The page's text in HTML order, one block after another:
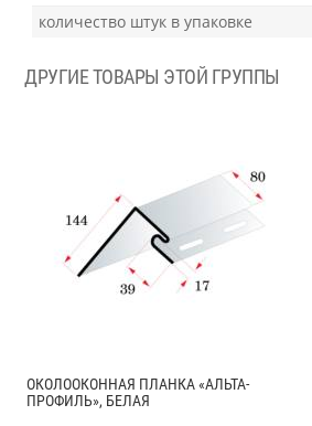
количество штук в упаковке
ДРУГИЕ ТОВАРЫ ЭТОЙ ГРУППЫ
ОКОЛООКОННАЯ ПЛАНКА «АЛЬТА-
ПРОФИЛЬ», БЕЛАЯ